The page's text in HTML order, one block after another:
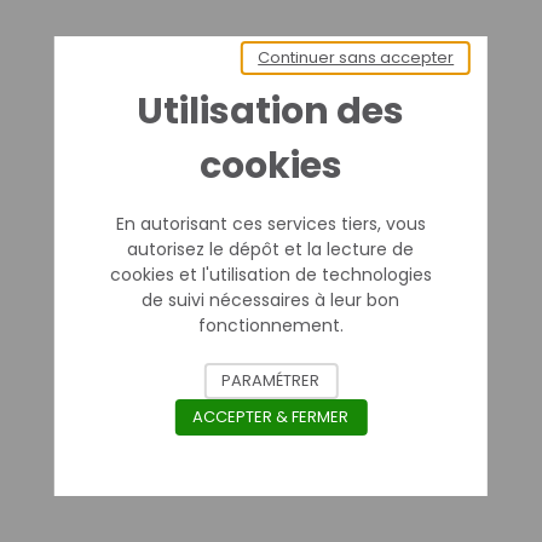
Utilisation des
cookies
En autorisant ces services tiers, vous
autorisez le dépôt et la lecture de
cookies et l'utilisation de technologies
de suivi nécessaires à leur bon
fonctionnement.
Continuer sans accepter
PARAMÉTRER
ACCEPTER & FERMER